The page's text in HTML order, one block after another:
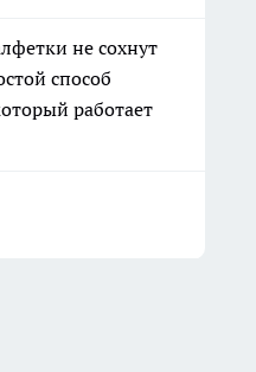
не сохнут
способ
работает